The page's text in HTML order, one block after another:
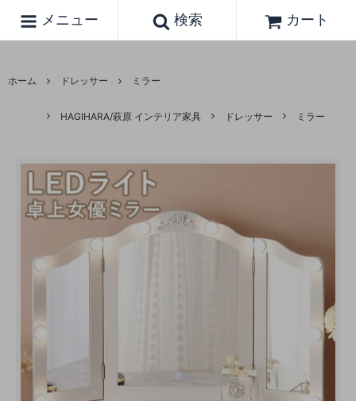
メニュー 検索 カート
ホーム ドレッサー ミラー
HAGIHARA/萩原 インテリア家具 ドレッサー ミラー